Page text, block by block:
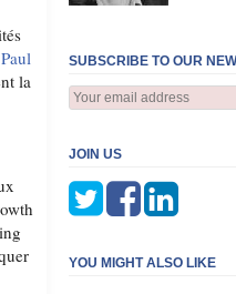
la
SUBSCRIBE TO OUR
JOIN US
YOU MIGHT ALSO LIKE